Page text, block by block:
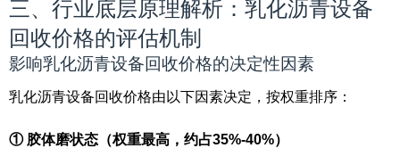
三、行业底层原理解析：乳化沥青设备
回收价格的评估机制
影响乳化沥青设备回收价格的决定性因素
乳化沥青设备回收价格由以下因素决定，按权重排序：
① 胶体磨状态（权重最高，约占35%-40%）